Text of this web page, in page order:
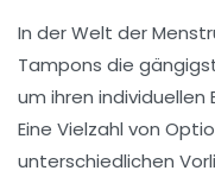
In der Welt der
Tampons die
um ihren
Eine Vielzahl von
unterschiedlichen